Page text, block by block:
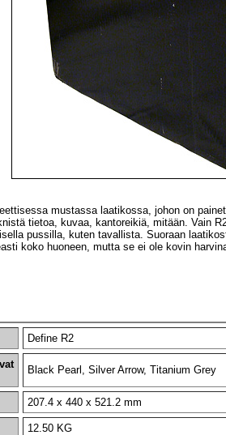
mustassa laatikossa, johon on
tietoa, kuvaa, kantoreikiä, mitään. Vain
pussilla, kuten tavallista. Suoraan
koko huoneen, mutta se ei ole kovin
Define R2
Black Pearl, Silver Arrow, Titanium Grey
207.4 x 440 x 521.2 mm
12.50 KG